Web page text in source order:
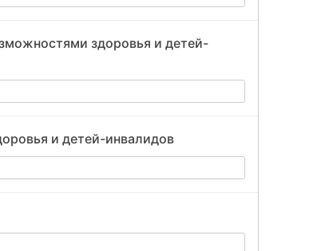
здоровья и детей-
и детей-инвалидов